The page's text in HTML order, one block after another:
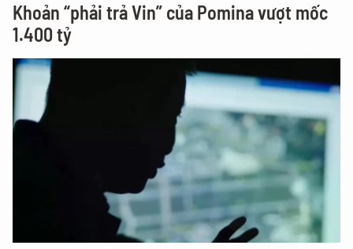
Khoản “phải trả Vin” của Pomina vượt mốc
1.400 tỷ